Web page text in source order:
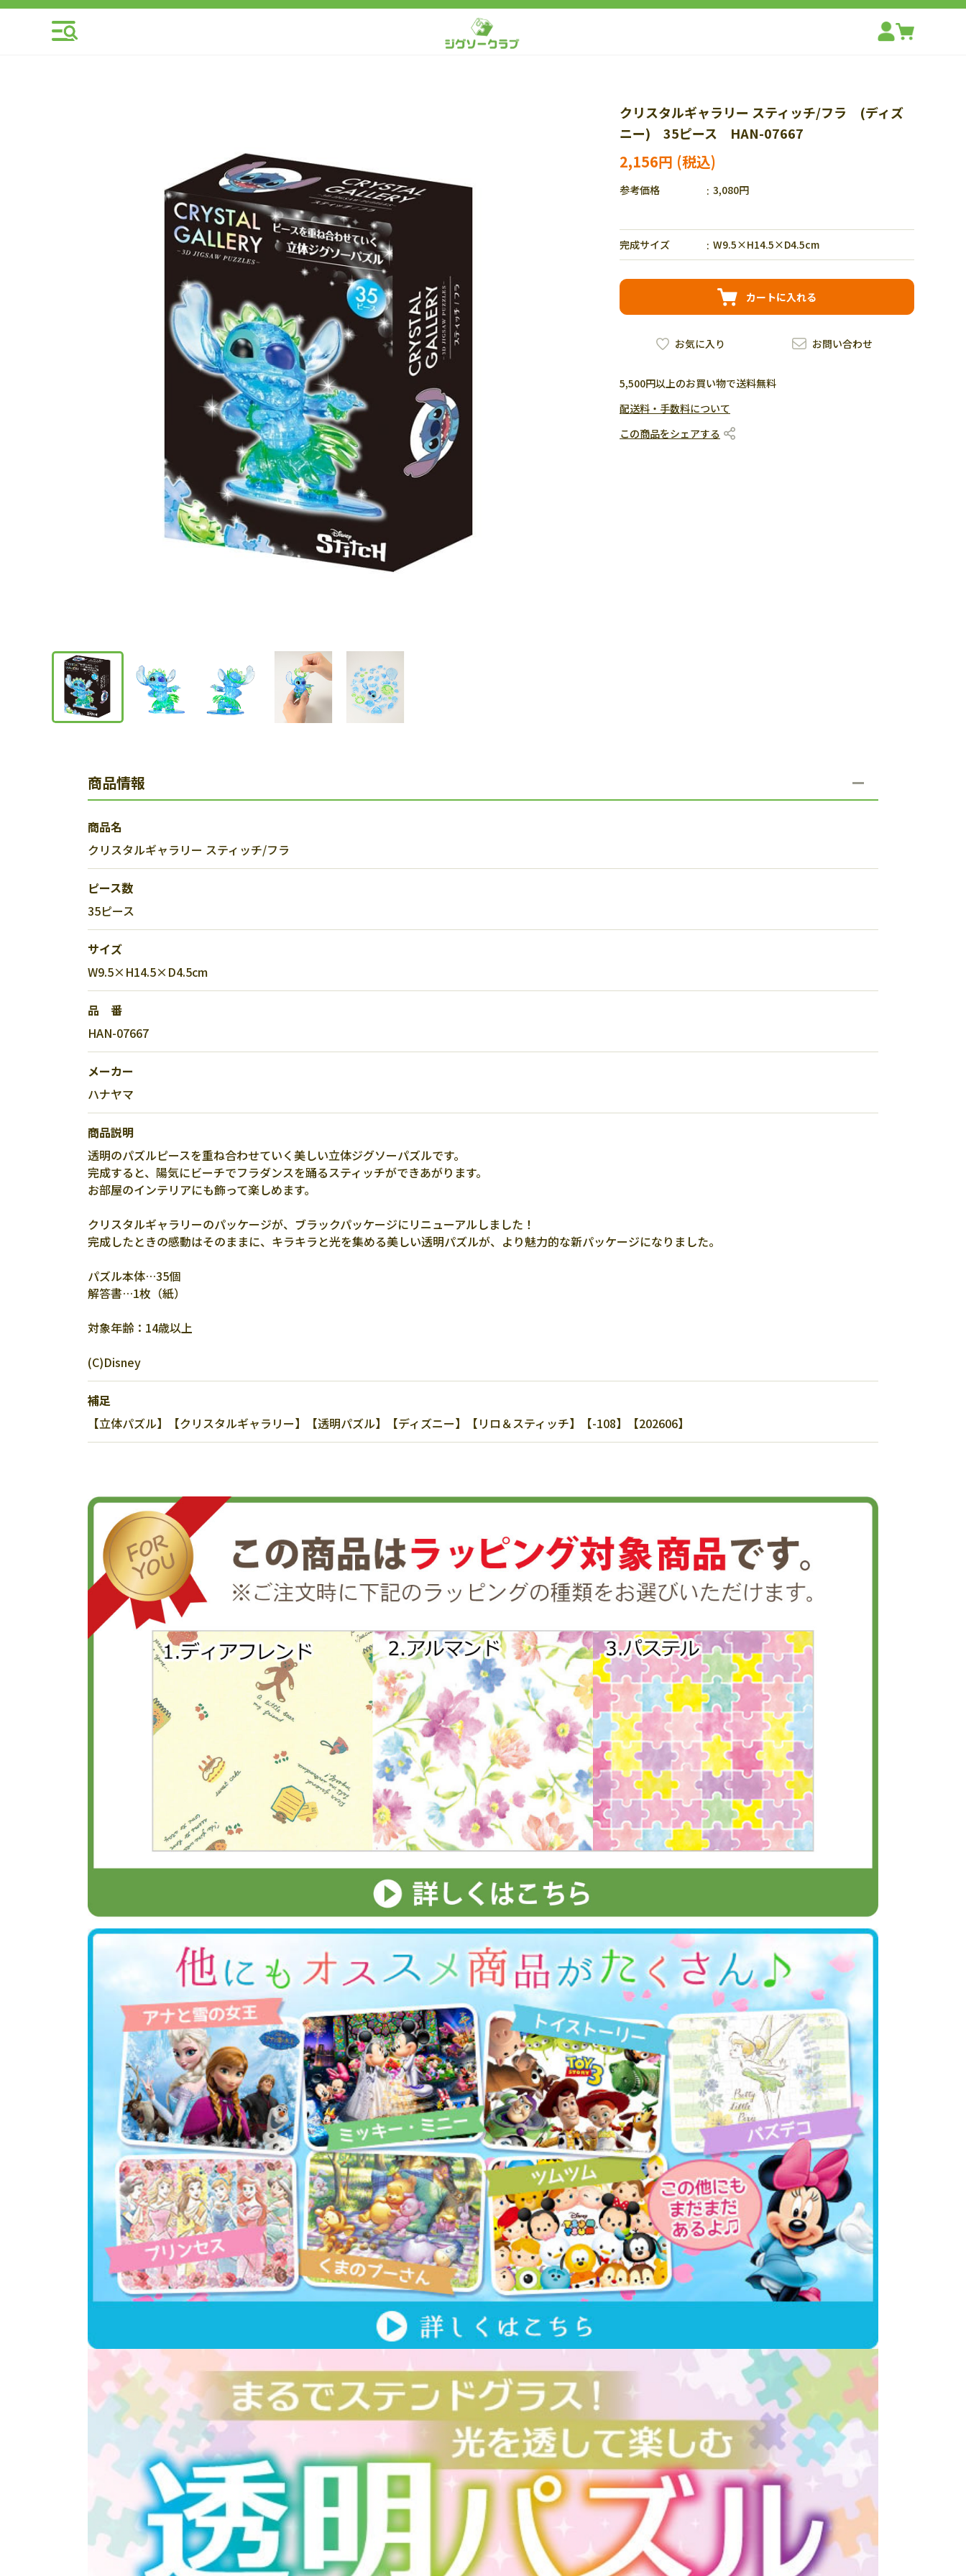
クリスタルギャラリー スティッチ/フラ (ディズ
ニー) 35ピース HAN-07667
2,156円
参考価格 3,080円
完成サイズ W9.5×H14.5×D4.5cm
カートに入れる
お問い合わせ
お気に入り
5,500円以上のお買い物で送料無料
配送料・手数料について
この商品をシェアする
商品情報
商品名
クリスタルギャラリー スティッチ/フラ
ピース数
35ピース
サイズ
W9.5×H14.5×D4.5cm
品 番
HAN-07667
メーカー
ハナヤマ
商品説明
透明のパズルピースを重ね合わせていく美しい立体ジグソーパズルです。
完成すると、陽気にビーチでフラダンスを踊るスティッチができあがります。
お部屋のインテリアにも飾って楽しめます。
クリスタルギャラリーのパッケージが、ブラックパッケージにリニューアルしました！
完成したときの感動はそのままに、キラキラと光を集める美しい透明パズルが、より魅力的な新パッケージになりました。
パズル本体…35個
解答書…1枚（紙）
対象年齢：14歳以上
(C)Disney
補足
【立体パズル】【クリスタルギャラリー】【透明パズル】【ディズニー】【リロ＆スティッチ】【-108】【202606】